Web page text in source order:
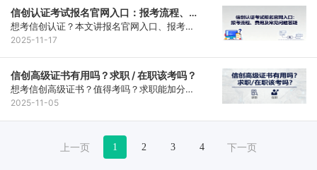
选，1 年以内冲初级，1-2 年试中级，3 年 +
战高级。
信创认证考试报名官网入口：报考流程、费
用及常见问题答疑
想考信创认证？本文讲报名官网入口、报考流
程、费用情况，还有注意要点及常见问题解
2025-11-17
信创高级证书有用吗？求职 / 在职该考吗？
想考信创高级证书？值得考吗？求职能加分
吗？信创高级证书有工信部背书，国企 / 政务
建议，博睿谷有实操环境、案例拆解助备考，
对接实际需求。
2025-11-05
1 2 3 4